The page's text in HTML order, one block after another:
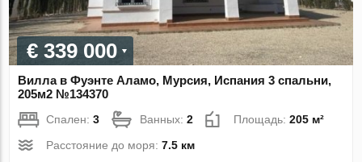
€ 339 000
Вилла в Фуэнте Аламо, Мурсия, Испания 3 спальни,
205м2 №134370
Спален:3 Ванных:2 Площадь:205 м²
Расстояние до моря:7.5 км